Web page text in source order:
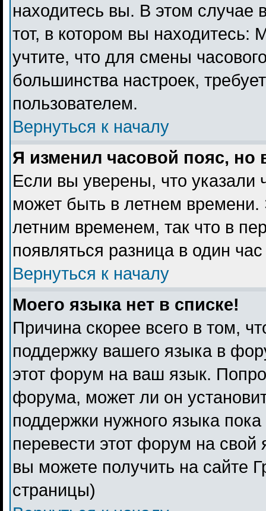
находитесь вы. В этом случае
тот, в котором вы находитесь:
учтите, что для смены
большинства настроек,
пользователем.
Вернуться к началу
Я изменил часовой пояс, но
Если вы уверены, что указали
может быть в летнем
летним временем, так что в
появляться разница в один
Вернуться к началу
Моего языка нет в списке!
Причина скорее всего в том,
поддержку вашего языка в
этот форум на ваш язык.
форума, может ли он
поддержки нужного языка
перевести этот форум на
вы можете получить на сайте
страницы)